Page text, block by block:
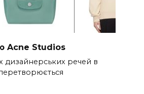
Acne Studios
дизайнерських речей в